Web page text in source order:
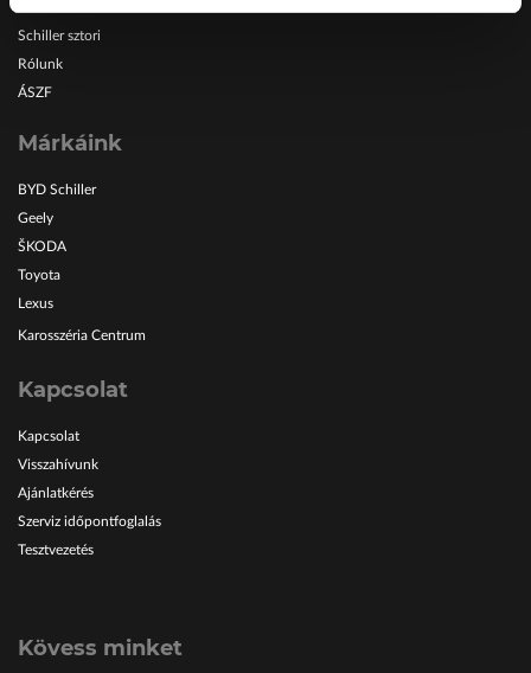
Schiller sztori
Rólunk
ÁSZF
Márkáink
BYD Schiller
Geely
ŠKODA
Toyota
Lexus
Karosszéria Centrum
Kapcsolat
Kapcsolat
Visszahívunk
Ajánlatkérés
Szerviz időpontfoglalás
Tesztvezetés
Kövess minket